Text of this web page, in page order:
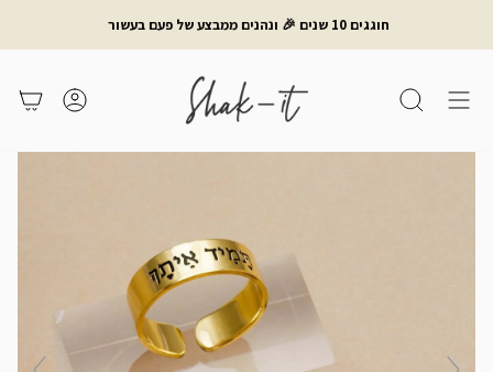
חוגגים 10 שנים 🎉 ונהנים ממבצע של פעם בעשור
חיפוש משתמש